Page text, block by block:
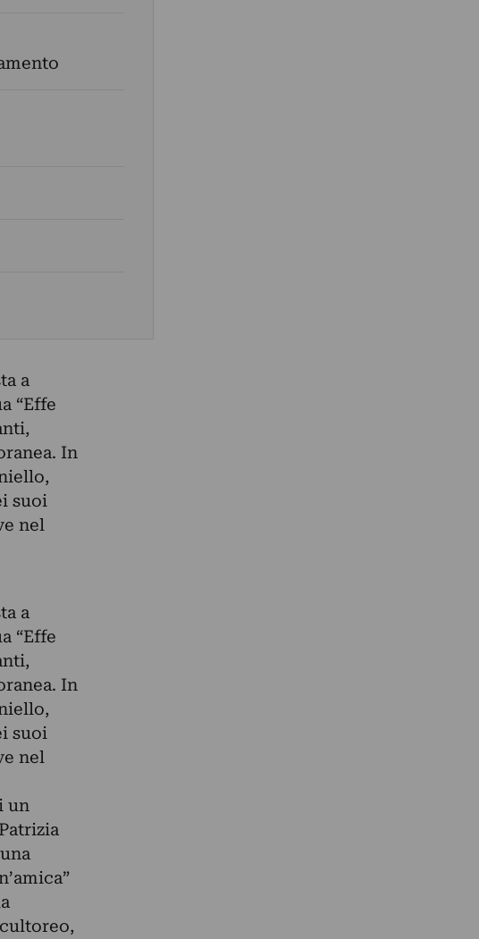
a
“Effe
In
suoi
nel
a
“Effe
In
suoi
nel
un